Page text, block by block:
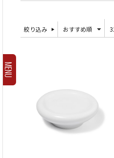
MENU
絞り込み おすすめ順